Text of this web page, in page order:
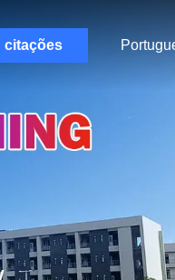
citações